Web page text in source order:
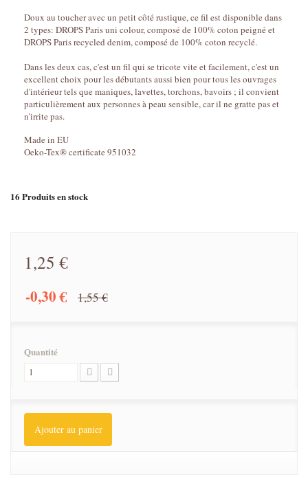
Doux au toucher avec un petit côté rustique, ce fil est disponible dans
2 types: DROPS Paris uni colour, composé de 100% coton peigné et
DROPS Paris recycled denim, composé de 100% coton recyclé.
Dans les deux cas, c'est un fil qui se tricote vite et facilement, c'est un
excellent choix pour les débutants aussi bien pour tous les ouvrages
d'intérieur tels que maniques, lavettes, torchons, bavoirs ; il convient
particulièrement aux personnes à peau sensible, car il ne gratte pas et
n'irrite pas.
Made in EU
Oeko-Tex® certificate 951032
16 Produits en stock
1,25 €
-0,30 € 1,55 €
Quantité
Ajouter au panier